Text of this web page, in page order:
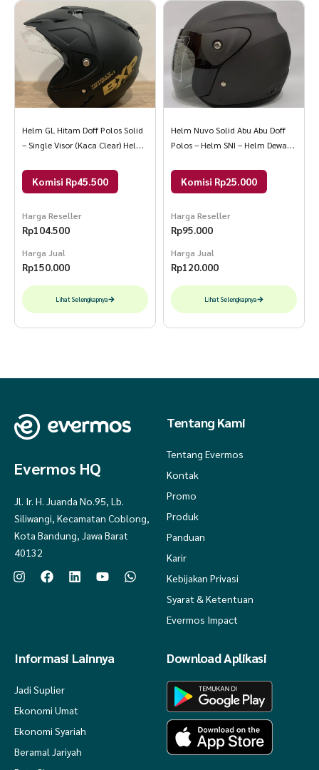
Helm GL Hitam Doff Polos Solid
– Single Visor (Kaca Clear) Helm
DoffKomisi Rp45.500
Harga Reseller
Rp104.500
Harga Jual
Rp150.000
Lihat Selengkapnya
Helm Nuvo Solid Abu Abu Doff
Polos – Helm SNI – Helm Dewasa
Komisi Rp25.000
Harga Reseller
Rp95.000
Harga Jual
Rp120.000
Lihat Selengkapnya
Evermos HQ
Jl. Ir. H. Juanda No.95, Lb.
Siliwangi, Kecamatan Coblong,
Kota Bandung, Jawa Barat
40132
Tentang Kami
Tentang Evermos
Kontak
Promo
Produk
Panduan
Karir
Kebijakan Privasi
Syarat & Ketentuan
Evermos Impact
Informasi Lainnya
Jadi Suplier
Ekonomi Umat
Ekonomi Syariah
Beramal Jariyah
Download Aplikasi